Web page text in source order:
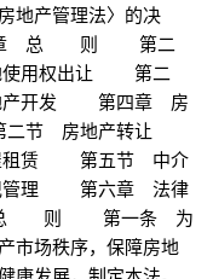
地产管理法〉的决
章 总 则 第二
用权出让 第二
产开发 第四章 房
节 房地产转让
租赁 第五节 中介
管理 第六章 法律
则 第一条 为
市场秩序，保障房地